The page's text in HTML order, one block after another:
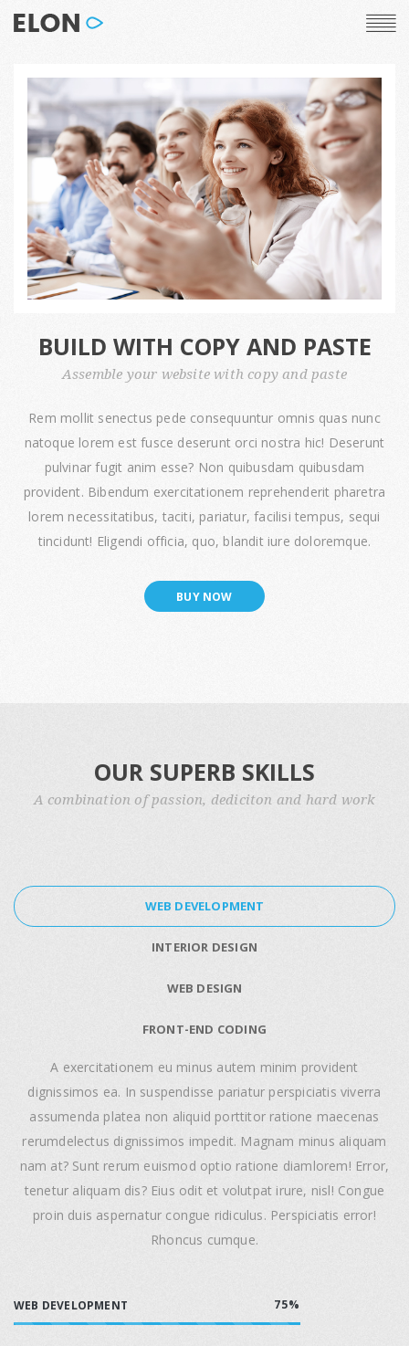
BUILD WITH COPY AND PASTE
Assemble your website with copy and paste
Rem mollit senectus pede consequuntur omnis quas nunc
natoque lorem est fusce deserunt orci nostra hic! Deserunt
pulvinar fugit anim esse? Non quibusdam quibusdam
provident. Bibendum exercitationem reprehenderit pharetra
lorem necessitatibus, taciti, pariatur, facilisi tempus, sequi
tincidunt! Eligendi officia, quo, blandit iure doloremque.
BUY NOW
OUR SUPERB SKILLS
A combination of passion, dediciton and hard work
WEB DEVELOPMENT
INTERIOR DESIGN
WEB DESIGN
FRONT-END CODING
A exercitationem eu minus autem minim provident
dignissimos ea. In suspendisse pariatur perspiciatis viverra
assumenda platea non aliquid porttitor ratione maecenas
rerumdelectus dignissimos impedit. Magnam minus aliquam
nam at? Sunt rerum euismod optio ratione diamlorem! Error,
tenetur aliquam dis? Eius odit et volutpat irure, nisl! Congue
proin duis aspernatur congue ridiculus. Perspiciatis error!
Rhoncus cumque.
WEB DEVELOPMENT 75%